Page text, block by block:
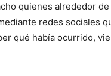
quienes alrededor
redes sociales
qué había ocurrido,